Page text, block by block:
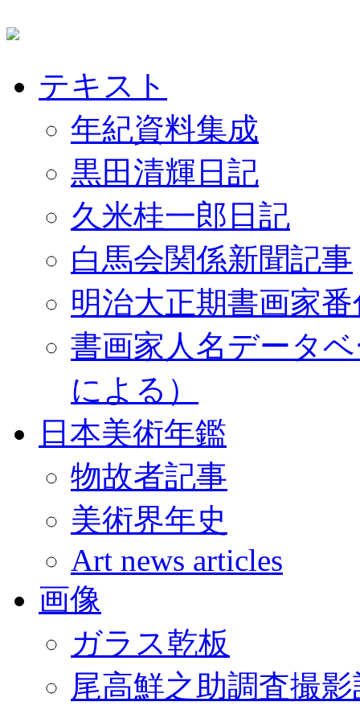
テキスト
年紀資料集成
黒田清輝日記
久米桂一郎日記
白馬会関係新聞記事
明治大正期書画家
書画家人名データ
による）
日本美術年鑑
物故者記事
美術界年史
Art news articles
画像
ガラス乾板
尾高鮮之助調査撮